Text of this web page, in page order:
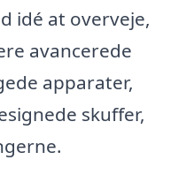
idé at overveje,
avancerede
apparater,
skuffer,